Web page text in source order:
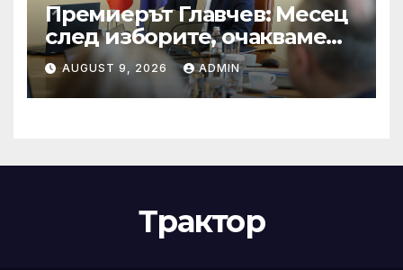
Премиерът Главчев: Месец
след изборите, очакваме
политиците да постигнат
консенсус и да решават
проблемите на хората
AUGUST 9, 2026 ADMIN
Трактор